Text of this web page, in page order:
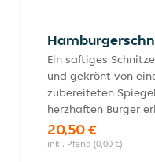
Ein saftiges
und gekrönt von
zubereiteten
herzhaften Burger
20,50 €
inkl. Pfand (0,00 €)